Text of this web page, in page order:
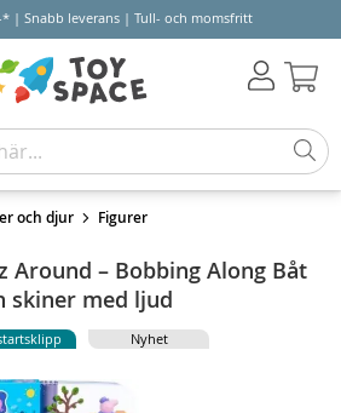
* | Snabb leverans | Tull- och momsfritt
och djur Figurer
Around – Bobbing Along Båt
skiner med ljud
Nyhet